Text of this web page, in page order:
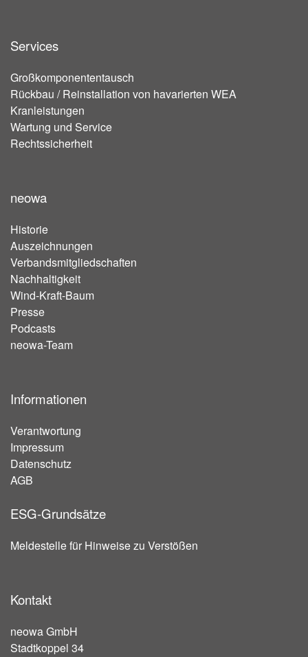
Services
Großkomponententausch
Rückbau / Reinstallation von havarierten WEA
Kranleistungen
Wartung und Service
Rechtssicherheit
neowa
Historie
Auszeichnungen
Verbandsmitgliedschaften
Nachhaltigkeit
Wind-Kraft-Baum
Presse
Podcasts
neowa-Team
Informationen
Verantwortung
Impressum
Datenschutz
AGB
ESG-Grundsätze
Meldestelle für Hinweise zu Verstößen
Kontakt
neowa GmbH
Stadtkoppel 34